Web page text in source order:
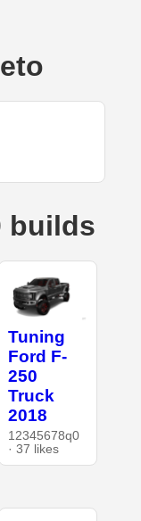
builds
Tuning
Ford F-
250
Truck
2018
12345678q0
· 37 likes